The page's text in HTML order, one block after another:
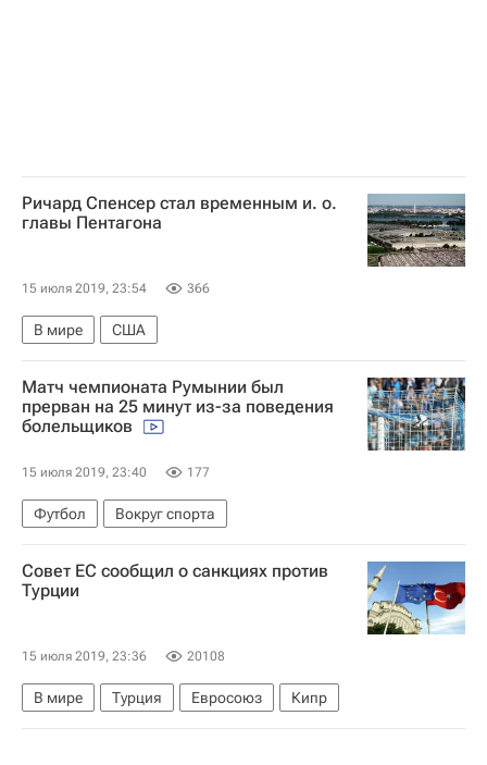
Ричард Спенсер стал временным и. о.
главы Пентагона
15 июля 2019, 23:54 366
В мире США
Матч чемпионата Румынии был
прерван на 25 минут из-за поведения
болельщиков
15 июля 2019, 23:40 177
Футбол Вокруг спорта
Совет ЕС сообщил о санкциях против
Турции
15 июля 2019, 23:36 20108
В мире Турция Евросоюз Кипр